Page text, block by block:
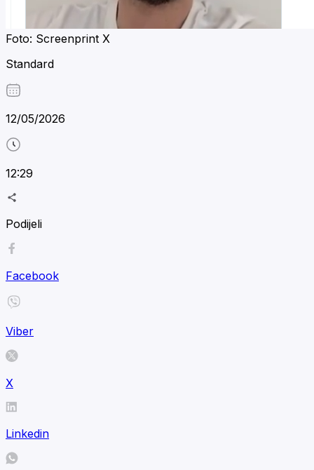
Foto: Screenprint X
Standard
12/05/2026
12:29
Podijeli
Facebook
Viber
X
Linkedin